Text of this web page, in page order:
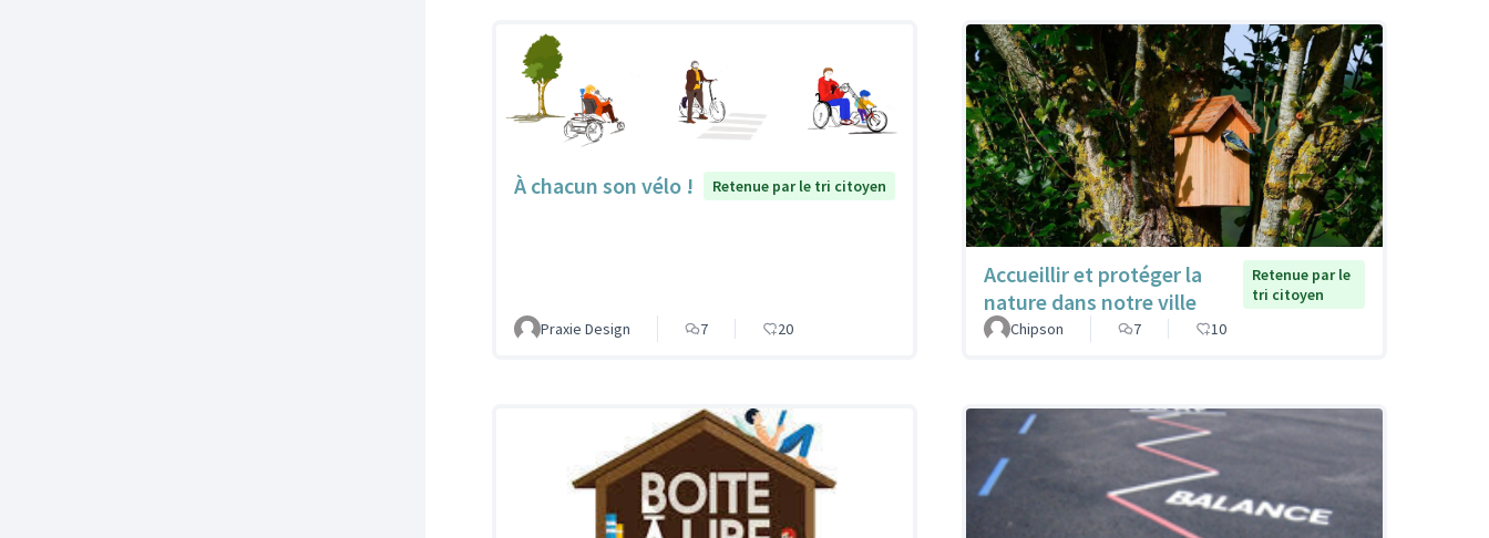
À chacun son vélo ! Retenue par le tri citoyen
Praxie Design 7 20
Accueillir et protéger la
nature dans notre ville
Retenue par le
tri citoyen
Chipson
7 10